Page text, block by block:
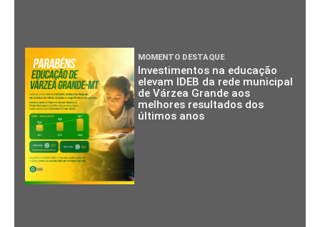
MOMENTO DESTAQUE
Investimentos na educação
elevam IDEB da rede municipal
de Várzea Grande aos
melhores resultados dos
últimos anos